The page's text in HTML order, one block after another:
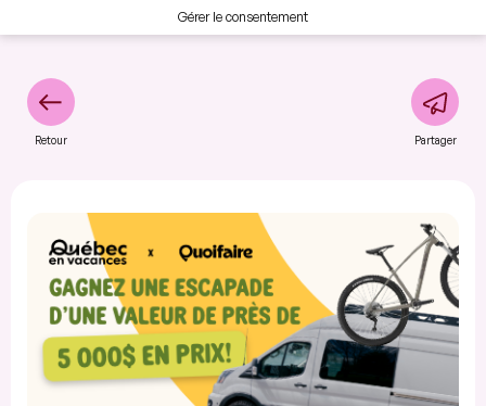
Gérer le consentement
Retour Partager